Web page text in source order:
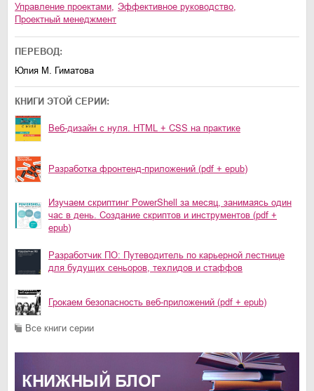
управление проектами
эффективное руководство
проектный менеджмент
ПЕРЕВОД:
Юлия М. Гиматова
КНИГИ ЭТОЙ СЕРИИ:
Веб-дизайн с нуля. HTML + CSS на практике
Разработка фронтенд-приложений (pdf + epub)
Изучаем скриптинг PowerShell за месяц, занимаясь один
час в день. Создание скриптов и инструментов (pdf +
epub)
Разработчик ПО: Путеводитель по карьерной лестнице
для будущих сеньоров, техлидов и стаффов
Грокаем безопасность веб-приложений (pdf + epub)
Все книги серии
КНИЖНЫЙ БЛОГ